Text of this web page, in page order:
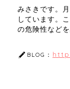
みさきです。
しています。
の危険性など
BLOG：